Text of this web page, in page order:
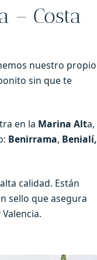
– Costa
nuestro propio
sin que te
en la Marina Alta,
Benirrama, Benialí,
calidad. Están
sello que asegura